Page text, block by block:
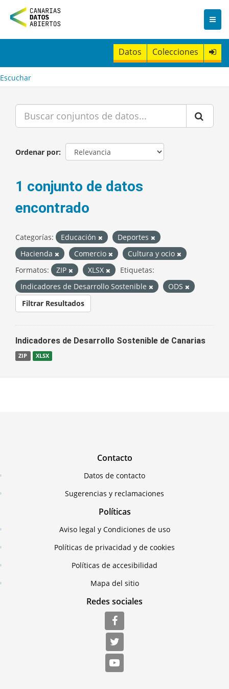
n
t
Datos Colecciones
Escuchar
Ordenar por
1 conjunto de datos
encontrado
Categorías: Educación
Deportes
Hacienda
Comercio
Cultura y ocio
Formatos:
ZIP XLSX
Etiquetas:
Indicadores de Desarrollo Sostenible
ODS
Filtrar Resultados
Indicadores de Desarrollo Sostenible de Canarias
ZIP XLSX
Contacto
Datos de contacto
Sugerencias y reclamaciones
Políticas
Aviso legal y Condiciones de uso
Políticas de privacidad y de cookies
Políticas de accesibilidad
Mapa del sitio
Redes sociales